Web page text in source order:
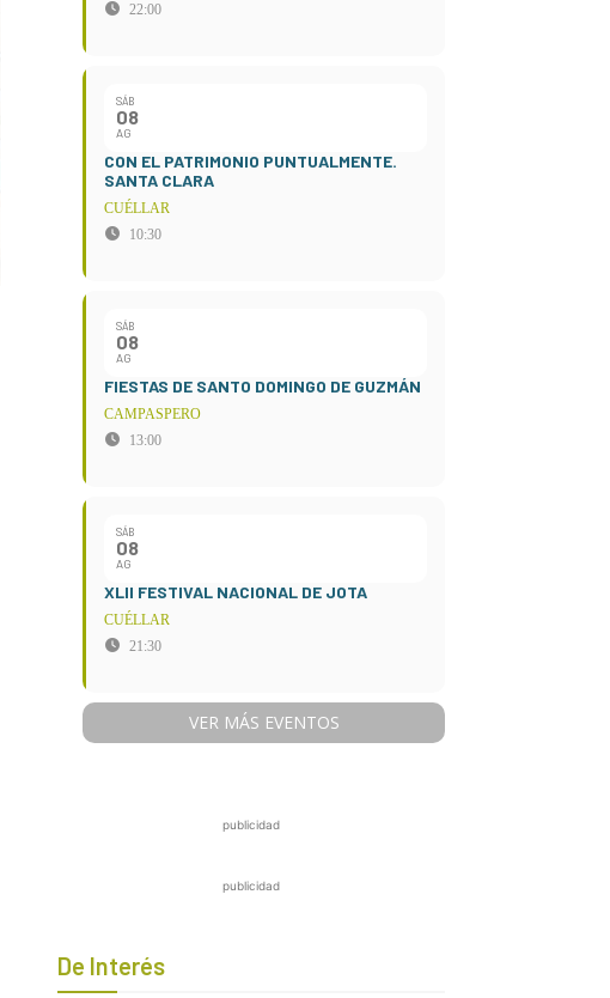
22:00
SÁB
08
AG
CON EL PATRIMONIO PUNTUALMENTE.
SANTA CLARA
CUÉLLAR
10:30
SÁB
08
AG
FIESTAS DE SANTO DOMINGO DE GUZMÁN
CAMPASPERO
13:00
SÁB
08
AG
XLII FESTIVAL NACIONAL DE JOTA
CUÉLLAR
21:30
VER MÁS EVENTOS
publicidad
publicidad
De Interés